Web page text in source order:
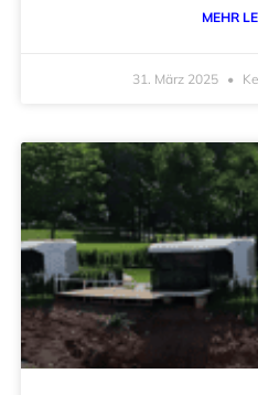
MEHR
31. März 2025